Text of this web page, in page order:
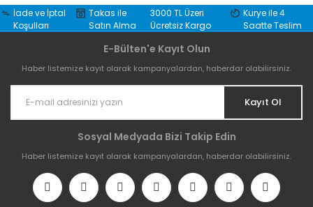
İade ve İptal
Koşulları
Takas ile
Satın Alma
3000 TL Üzeri
Ücretsiz Kargo
Kurye ile 4
Saatte Teslim
E-Bülten'e Kayıt Olun
Haber listemize kayıt olarak kampanyalardan, haberdar olabilirsiniz.
Kayıt Ol
Sosyal Medyada Bizi Takip Edin
Haber listemize kayıt olarak kampanyalardan, haberdar olabilirsiniz.